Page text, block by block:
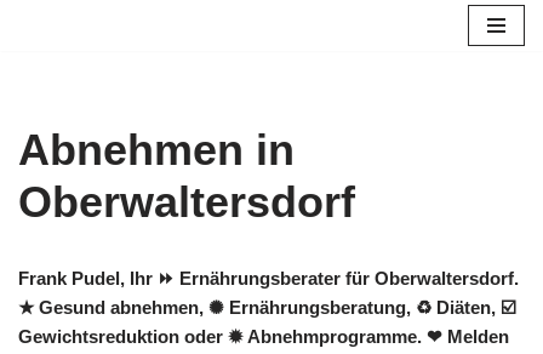
Abnehmen in
Oberwaltersdorf
Frank Pudel, Ihr ⏩ Ernährungsberater für Oberwaltersdorf.
★ Gesund abnehmen, ✺ Ernährungsberatung, ♻ Diäten, ☑️
Gewichtsreduktion oder ✹ Abnehmprogramme. ❤ Melden